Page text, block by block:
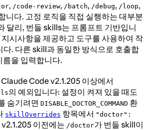
, /code-review, /batch, /debug, /loop,
니다. 고정 로직을 직접 실행하는 대부분
달리, 번들 skills는 프롬프트 기반입니
시사항을 제공하고 도구를 사용하여 작
다. 다른 skill과 동일한 방식으로 호출합
름을 입력합니다.
Code v2.1.205 이상에서
의 예외입니다: 설정이 켜져 있을 때도
숨기려면 DISABLE_DOCTOR_COMMAND 환
skillOverrides 항목에서 "doctor":
이전에는 /doctor가 번들 skill이